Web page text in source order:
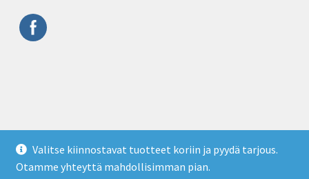
info@colmec.fi • colmec.fi
Tietosuojaseloste
Valitse kiinnostavat tuotteet koriin ja pyydä tarjous.
Otamme yhteyttä mahdollisimman pian.